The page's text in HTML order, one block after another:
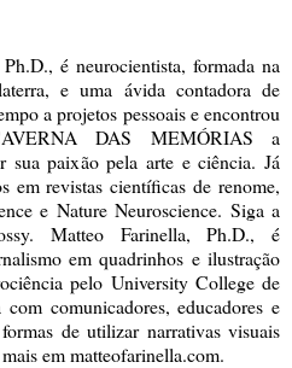
é neurocientista, formada na
e uma ávida contadora de
a projetos pessoais e encontrou
DAS MEMÓRIAS a
sua paixão pela arte e ciência. Já
em revistas científicas de renome,
e Nature Neuroscience. Siga a
Matteo Farinella, Ph.D., é
em quadrinhos e ilustração
pelo University College de
comunicadores, educadores e
de utilizar narrativas visuais
em matteofarinella.com.